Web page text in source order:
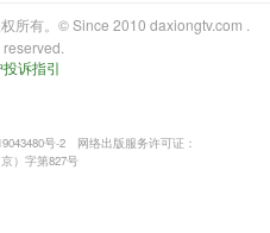
所有。© Since 2010 daxiongtv.com .
诉指引
号-2
网络出版服务许可证：
）字第827号